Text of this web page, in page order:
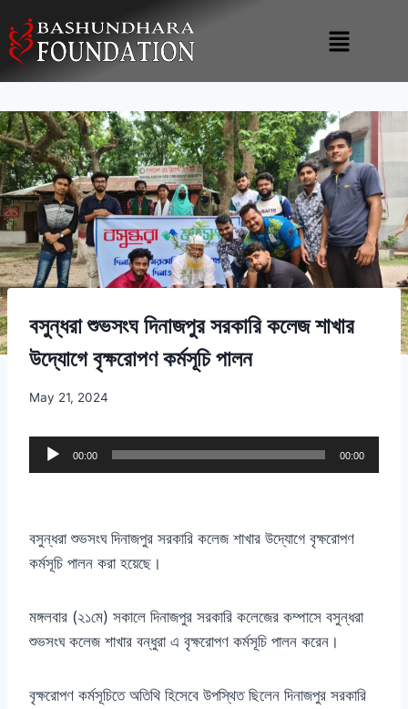
বসুন্ধরা শুভসংঘ দিনাজপুর সরকারি কলেজ শাখার
উদ্যোগে বৃক্ষরোপণ কর্মসূচি পালন
May 21, 2024
u
o
P
a
y
r
00:00 00:00
বসুন্ধরা শুভসংঘ দিনাজপুর সরকারি কলেজ শাখার উদ্যোগে বৃক্ষরোপণ
কর্মসূচি পালন করা হয়েছে।
মঙ্গলবার (২১মে) সকালে দিনাজপুর সরকারি কলেজের কম্পাসে বসুন্ধরা
শুভসংঘ কলেজ শাখার বন্ধুরা এ বৃক্ষরোপণ কর্মসূচি পালন করেন।
বৃক্ষরোপণ কর্মসূচিতে অতিথি হিসেবে উপস্থিত ছিলেন দিনাজপুর সরকারি